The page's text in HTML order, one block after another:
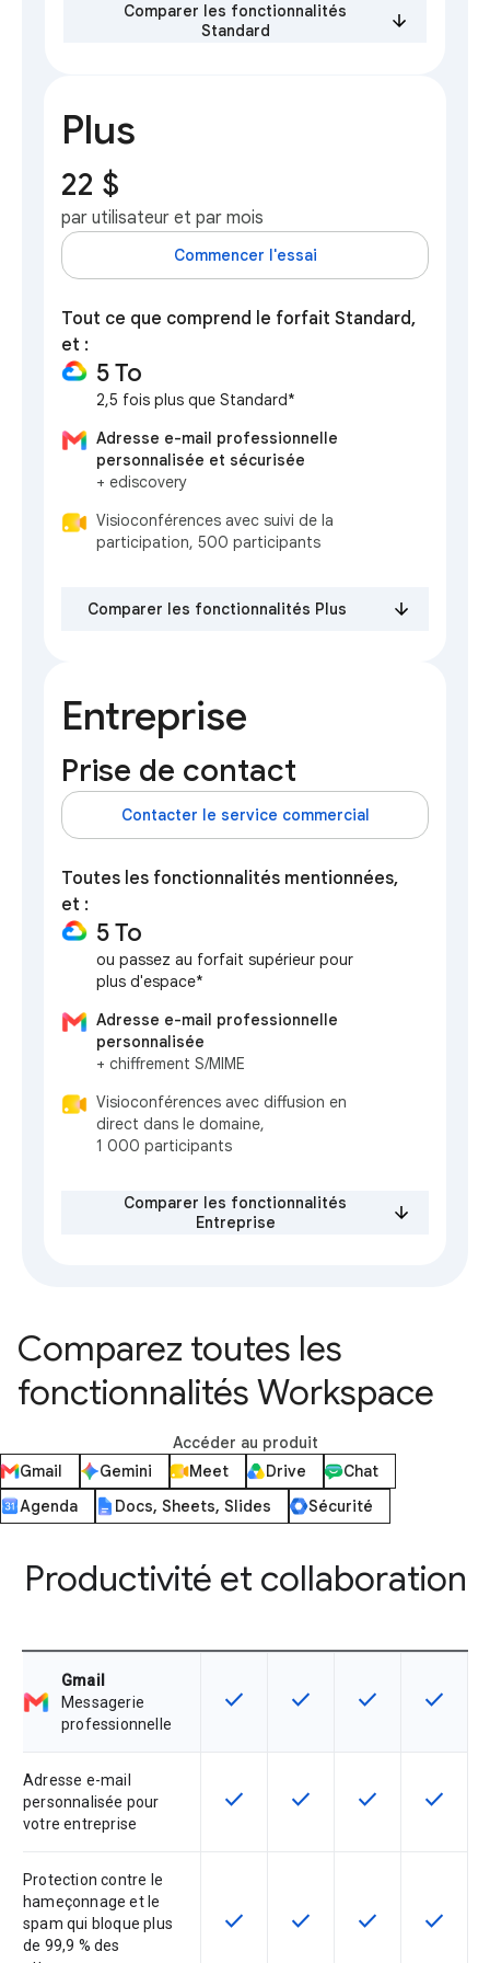
Comparer les fonctionnalités
Standard
Plus
22 $
par utilisateur et par mois
Commencer l'essai
Tout ce que comprend le forfait Standard,
et :
5 To
2,5 fois plus que Standard*
Adresse e-mail professionnelle
personnalisée et sécurisée
+ ediscovery
Visioconférences avec suivi de la
participation, 500 participants
Comparer les fonctionnalités Plus
Entreprise
Prise de contact
Contacter le service commercial
Toutes les fonctionnalités mentionnées,
et :
5 To
ou passez au forfait supérieur pour
plus d'espace*
Adresse e-mail professionnelle
personnalisée
+ chiffrement S/MIME
Visioconférences avec diffusion en
direct dans le domaine,
1 000 participants
Comparer les fonctionnalités
Entreprise
Comparez toutes les
fonctionnalités Workspace
Accéder au produit
Gmail
Gemini Meet Drive
Chat
Agenda
Docs, Sheets, Slides Sécurité
Productivité et collaboration
Gmail
Messagerie
professionnelle
Cette fonctionnalité est disponible
check Cette fonctionnalité est
check Cette
check Cette
check
Adresse e-mail
personnalisée pour
votre entreprise
Cette fonctionnalité est disponible
check Cette fonctionnalité est
check Cette
check Cette
check
Protection contre le
hameçonnage et le
spam qui bloque plus
de 99,9 % des
Cette fonctionnalité est disponible
check Cette fonctionnalité est
check Cette
check Cette
check